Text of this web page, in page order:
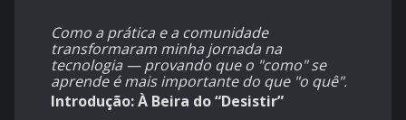
Como a prática e a comunidade
transformaram minha jornada na
tecnologia — provando que o "como" se
aprende é mais importante do que "o quê".
Introdução: À Beira do “Desistir”